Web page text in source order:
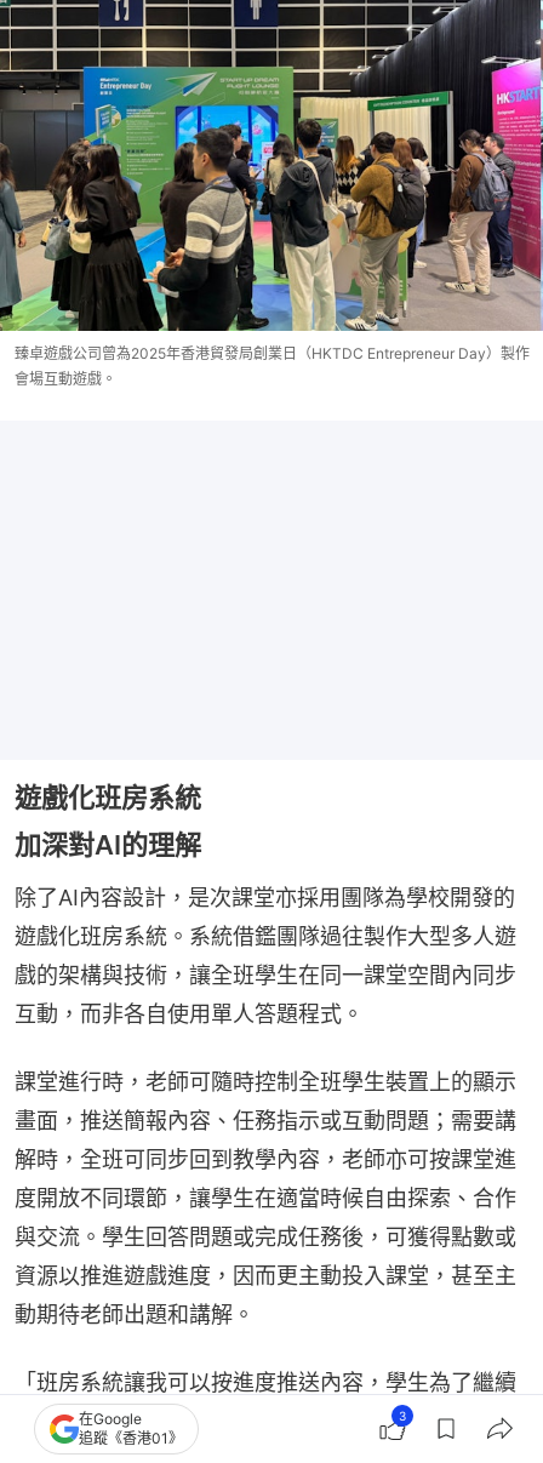
臻卓遊戲公司曾為2025年香港貿發局創業日（HKTDC Entrepreneur Day）製作
會場互動遊戲。
遊戲化班房系統
加深對AI的理解
除了AI內容設計，是次課堂亦採用團隊為學校開發的
遊戲化班房系統。系統借鑑團隊過往製作大型多人遊
戲的架構與技術，讓全班學生在同一課堂空間內同步
互動，而非各自使用單人答題程式。
課堂進行時，老師可隨時控制全班學生裝置上的顯示
畫面，推送簡報內容、任務指示或互動問題；需要講
解時，全班可同步回到教學內容，老師亦可按課堂進
度開放不同環節，讓學生在適當時候自由探索、合作
與交流。學生回答問題或完成任務後，可獲得點數或
資源以推進遊戲進度，因而更主動投入課堂，甚至主
動期待老師出題和講解。
「班房系統讓我可以按進度推送內容，學生為了繼續
任務會更願意參與，課堂節奏比以前更容易掌握。」
在Google
追蹤《香港01》
3